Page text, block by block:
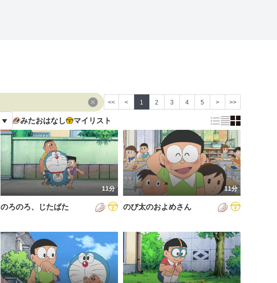
<< < 1 2 3 4 5 > >>
みたおはなし マイリスト
11分
のろのろ、じたばた
11分
のび太のおよめさん